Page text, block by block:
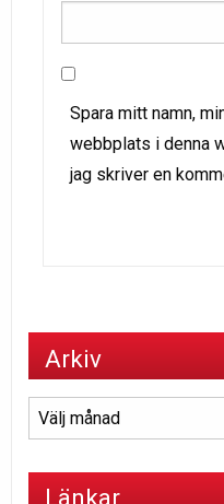
Spara mitt namn,
webbplats i denna
jag skriver en
Arkiv
Arkiv
Länkar